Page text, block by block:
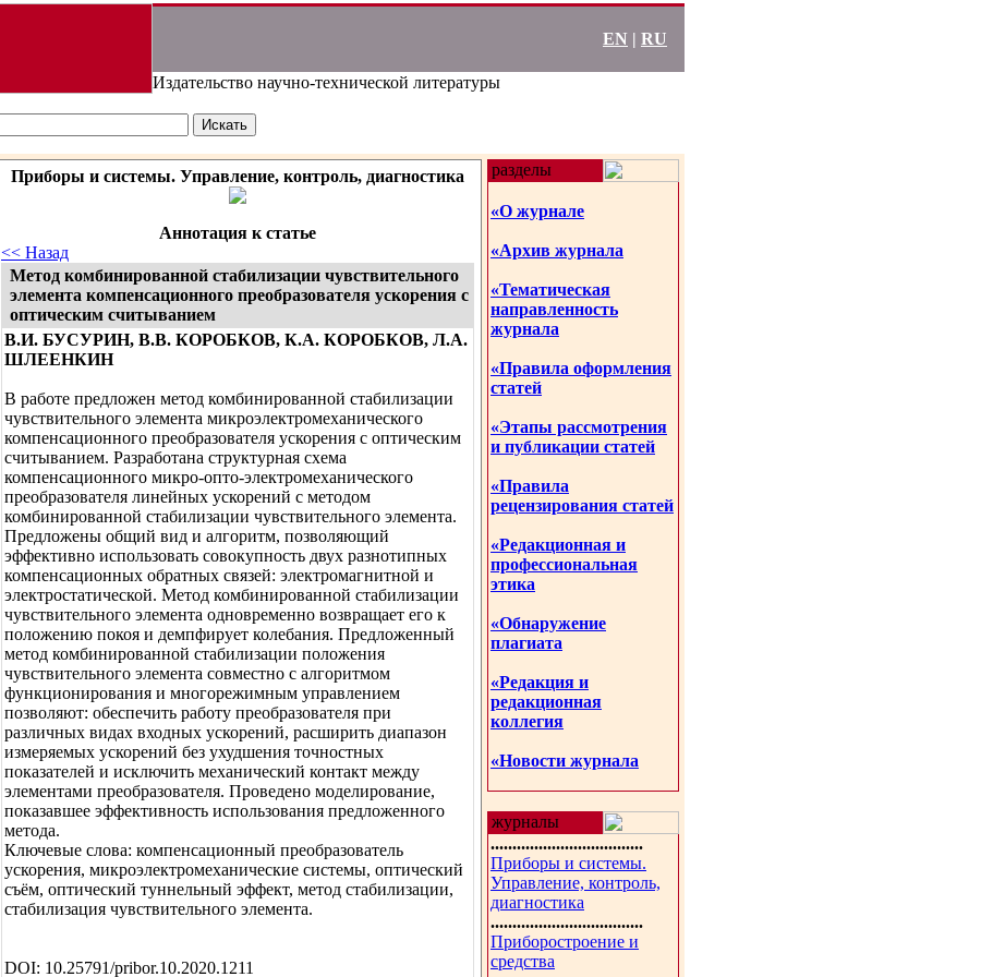
EN | RU
Издательство научно-технической литературы
Приборы и системы. Управление, контроль, диагностика
Аннотация к статье
<< Назад
Метод комбинированной стабилизации чувствительного
элемента компенсационного преобразователя ускорения с
оптическим считыванием
В.И. БУСУРИН, В.В. КОРОБКОВ, К.А. КОРОБКОВ, Л.А.
ШЛЕЕНКИН
В работе предложен метод комбинированной стабилизации
чувствительного элемента микроэлектромеханического
компенсационного преобразователя ускорения с оптическим
считыванием. Разработана структурная схема
компенсационного микро-опто-электромеханического
преобразователя линейных ускорений с методом
комбинированной стабилизации чувствительного элемента.
Предложены общий вид и алгоритм, позволяющий
эффективно использовать совокупность двух разнотипных
компенсационных обратных связей: электромагнитной и
электростатической. Метод комбинированной стабилизации
чувствительного элемента одновременно возвращает его к
положению покоя и демпфирует колебания. Предложенный
метод комбинированной стабилизации положения
чувствительного элемента совместно с алгоритмом
функционирования и многорежимным управлением
позволяют: обеспечить работу преобразователя при
различных видах входных ускорений, расширить диапазон
измеряемых ускорений без ухудшения точностных
показателей и исключить механический контакт между
элементами преобразователя. Проведено моделирование,
показавшее эффективность использования предложенного
метода.
Ключевые слова: компенсационный преобразователь
ускорения, микроэлектромеханические системы, оптический
съём, оптический туннельный эффект, метод стабилизации,
стабилизация чувствительного элемента.
DOI: 10.25791/pribor.10.2020.1211
разделы
«О журнале
«Архив журнала
«Тематическая
направленность
журнала
«Правила оформления
статей
«Этапы рассмотрения
и публикации статей
«Правила
рецензирования статей
«Редакционная и
профессиональная
этика
«Обнаружение
плагиата
«Редакция и
редакционная
коллегия
«Новости журнала
журналы
...................................
Приборы и системы.
Управление, контроль,
диагностика
...................................
Приборостроение и
средства